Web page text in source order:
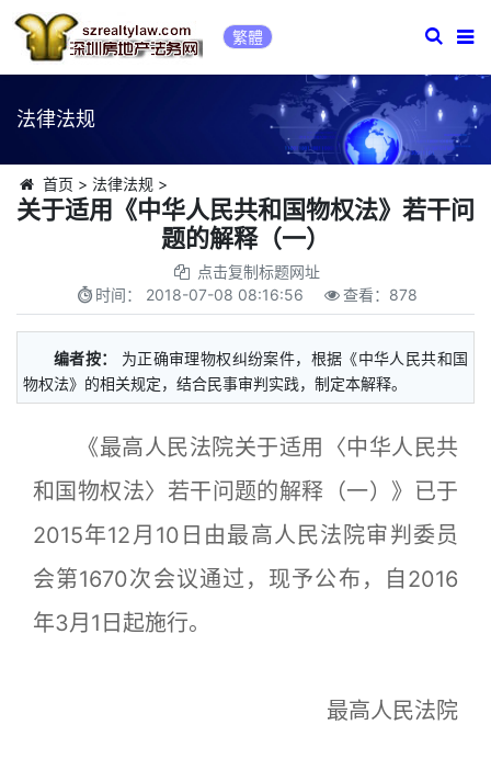
繁體
法律法规
首页 > 法律法规 >
关于适用《中华人民共和国物权法》若干问
题的解释（一）
点击复制标题网址
时间： 2018-07-08 08:16:56 查看： 878
编者按：
为正确审理物权纠纷案件，根据《中华人民共和国
物权法》的相关规定，结合民事审判实践，制定本解释。
《最高人民法院关于适用〈中华人民共
和国物权法〉若干问题的解释（一）》已于
2015年12月10日由最高人民法院审判委员
会第1670次会议通过，现予公布，自2016
年3月1日起施行。
最高人民法院